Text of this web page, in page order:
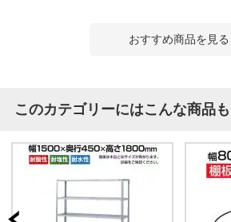
おすすめ商品を見る
このカテゴリーにはこんな商品